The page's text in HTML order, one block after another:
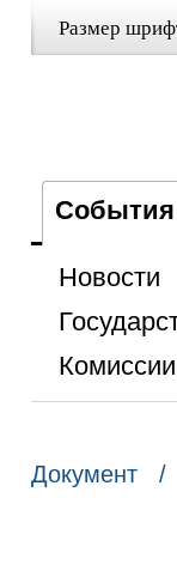
Размер
События
Новости
Документ /